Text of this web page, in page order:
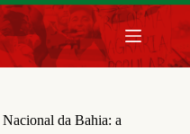
da Bahia: a